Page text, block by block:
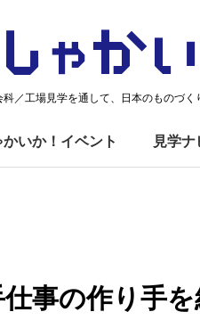
しゃかい
科／工場見学を通して、日本のものづく
かいか！イベント 見学ナ
仕事の作り手